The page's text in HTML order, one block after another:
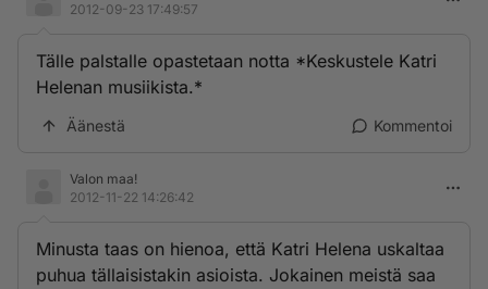
2012-09-23 17:49:57
Tälle palstalle opastetaan notta *Keskustele Katri
Helenan musiikista.*
Äänestä Kommentoi
Valon maa!
2012-11-22 14:26:42
Minusta taas on hienoa, että Katri Helena uskaltaa
puhua tällaisistakin asioista. Jokainen meistä saa